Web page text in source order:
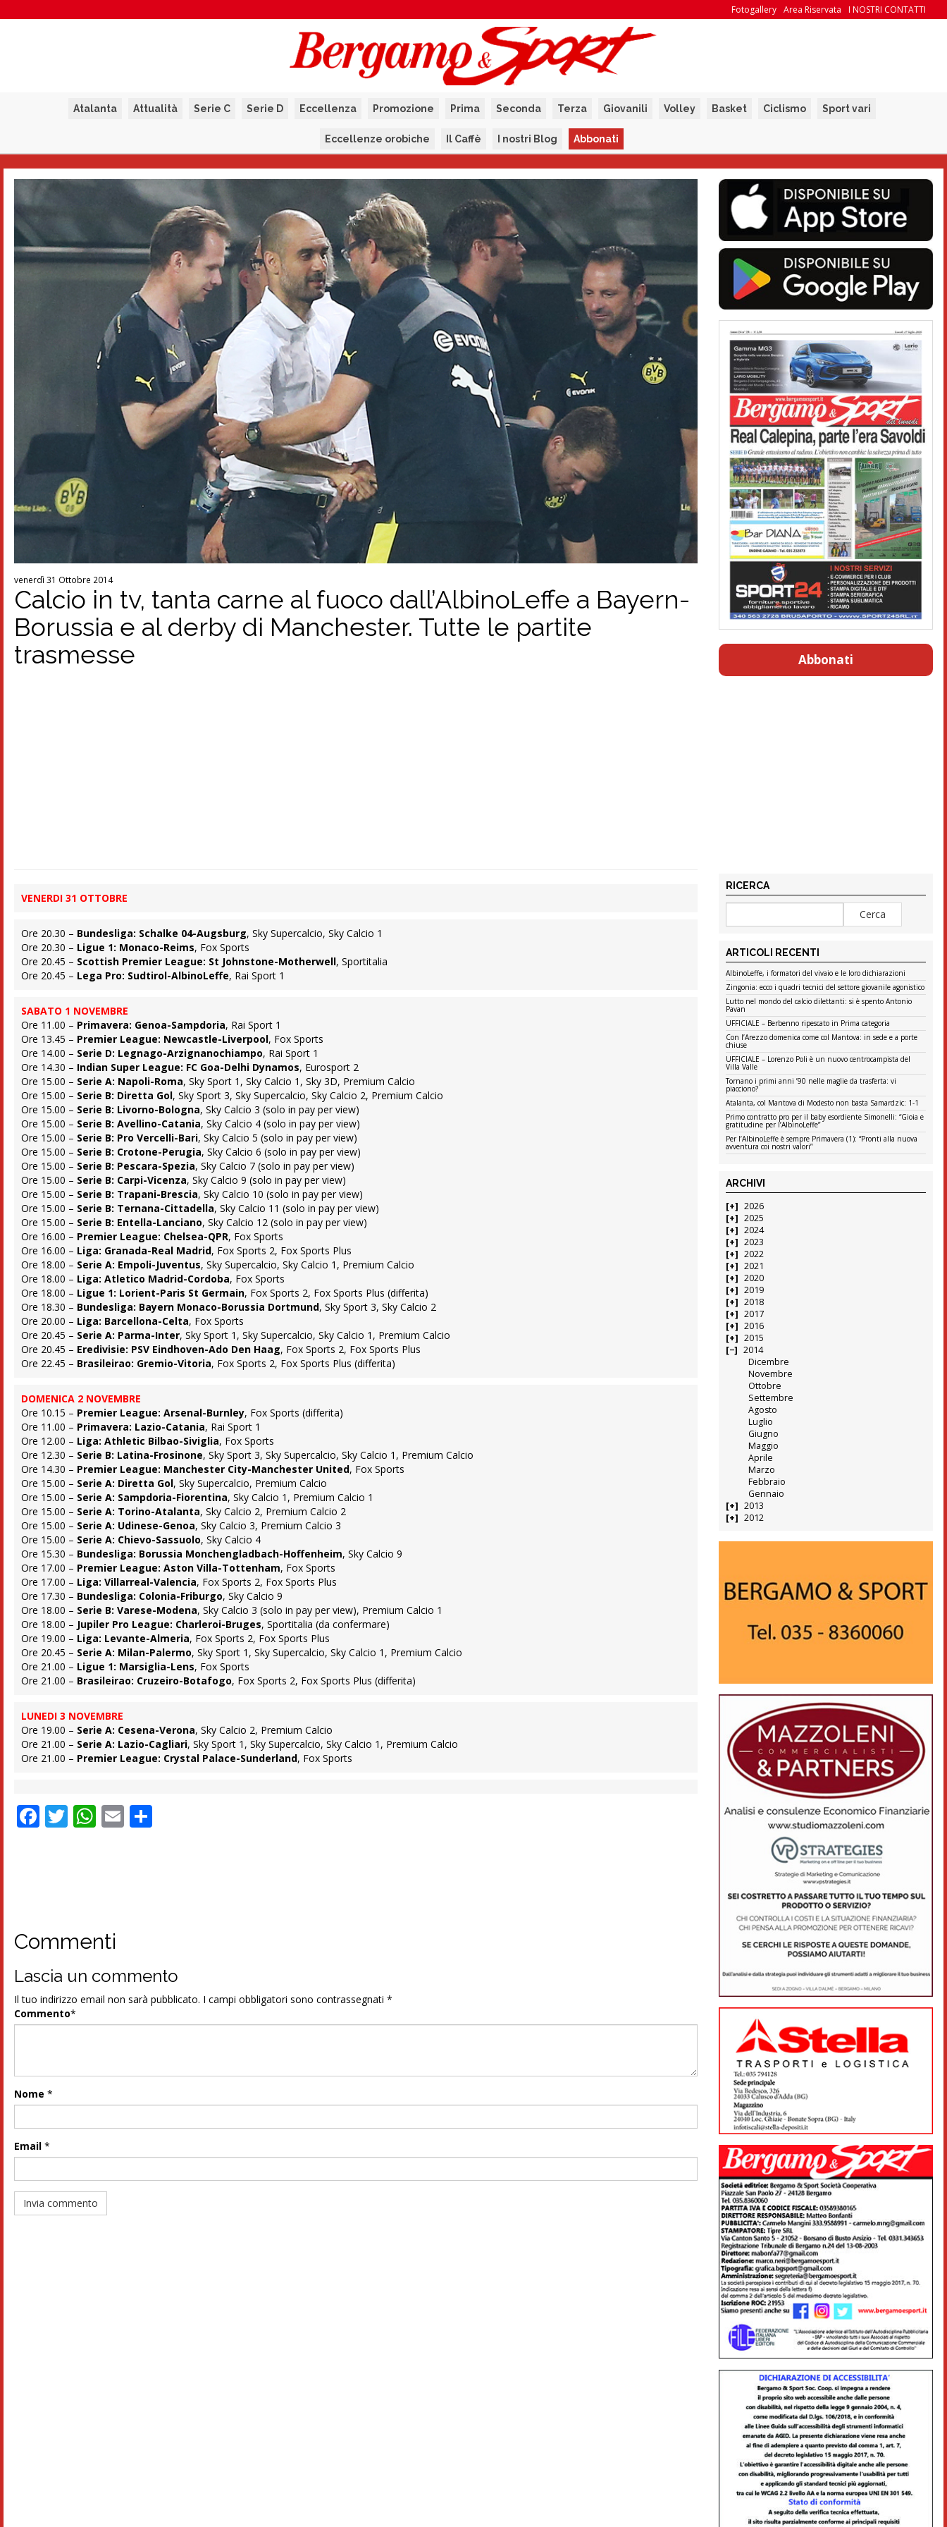
I NOSTRI CONTATTI
Area Riservata
Fotogallery
Atalanta Attualità Serie C Serie D Eccellenza Promozione Prima Seconda Terza Giovanili Volley Basket Ciclismo Sport vari
Eccellenze orobiche Il Caffè I nostri Blog Abbonati
venerdì 31 Ottobre 2014
Calcio in tv, tanta carne al fuoco dall’AlbinoLeffe a Bayern-
Borussia e al derby di Manchester. Tutte le partite
trasmesse
VENERDI 31 OTTOBRE
Ore 20.30 – Bundesliga: Schalke 04-Augsburg, Sky Supercalcio, Sky Calcio 1
Ore 20.30 – Ligue 1: Monaco-Reims, Fox Sports
Ore 20.45 – Scottish Premier League: St Johnstone-Motherwell, Sportitalia
Ore 20.45 – Lega Pro: Sudtirol-AlbinoLeffe, Rai Sport 1
SABATO 1 NOVEMBRE
Ore 11.00 – Primavera: Genoa-Sampdoria, Rai Sport 1
Ore 13.45 – Premier League: Newcastle-Liverpool, Fox Sports
Ore 14.00 – Serie D: Legnago-Arzignanochiampo, Rai Sport 1
Ore 14.30 – Indian Super League: FC Goa-Delhi Dynamos, Eurosport 2
Ore 15.00 – Serie A: Napoli-Roma, Sky Sport 1, Sky Calcio 1, Sky 3D, Premium Calcio
Ore 15.00 – Serie B: Diretta Gol, Sky Sport 3, Sky Supercalcio, Sky Calcio 2, Premium Calcio
Ore 15.00 – Serie B: Livorno-Bologna, Sky Calcio 3 (solo in pay per view)
Ore 15.00 – Serie B: Avellino-Catania, Sky Calcio 4 (solo in pay per view)
Ore 15.00 – Serie B: Pro Vercelli-Bari, Sky Calcio 5 (solo in pay per view)
Ore 15.00 – Serie B: Crotone-Perugia, Sky Calcio 6 (solo in pay per view)
Ore 15.00 – Serie B: Pescara-Spezia, Sky Calcio 7 (solo in pay per view)
Ore 15.00 – Serie B: Carpi-Vicenza, Sky Calcio 9 (solo in pay per view)
Ore 15.00 – Serie B: Trapani-Brescia, Sky Calcio 10 (solo in pay per view)
Ore 15.00 – Serie B: Ternana-Cittadella, Sky Calcio 11 (solo in pay per view)
Ore 15.00 – Serie B: Entella-Lanciano, Sky Calcio 12 (solo in pay per view)
Ore 16.00 – Premier League: Chelsea-QPR, Fox Sports
Ore 16.00 – Liga: Granada-Real Madrid, Fox Sports 2, Fox Sports Plus
Ore 18.00 – Serie A: Empoli-Juventus, Sky Supercalcio, Sky Calcio 1, Premium Calcio
Ore 18.00 – Liga: Atletico Madrid-Cordoba, Fox Sports
Ore 18.00 – Ligue 1: Lorient-Paris St Germain, Fox Sports 2, Fox Sports Plus (differita)
Ore 18.30 – Bundesliga: Bayern Monaco-Borussia Dortmund, Sky Sport 3, Sky Calcio 2
Ore 20.00 – Liga: Barcellona-Celta, Fox Sports
Ore 20.45 – Serie A: Parma-Inter, Sky Sport 1, Sky Supercalcio, Sky Calcio 1, Premium Calcio
Ore 20.45 – Eredivisie: PSV Eindhoven-Ado Den Haag, Fox Sports 2, Fox Sports Plus
Ore 22.45 – Brasileirao: Gremio-Vitoria, Fox Sports 2, Fox Sports Plus (differita)
DOMENICA 2 NOVEMBRE
Ore 10.15 – Premier League: Arsenal-Burnley, Fox Sports (differita)
Ore 11.00 – Primavera: Lazio-Catania, Rai Sport 1
Ore 12.00 – Liga: Athletic Bilbao-Siviglia, Fox Sports
Ore 12.30 – Serie B: Latina-Frosinone, Sky Sport 3, Sky Supercalcio, Sky Calcio 1, Premium Calcio
Ore 14.30 – Premier League: Manchester City-Manchester United, Fox Sports
Ore 15.00 – Serie A: Diretta Gol, Sky Supercalcio, Premium Calcio
Ore 15.00 – Serie A: Sampdoria-Fiorentina, Sky Calcio 1, Premium Calcio 1
Ore 15.00 – Serie A: Torino-Atalanta, Sky Calcio 2, Premium Calcio 2
Ore 15.00 – Serie A: Udinese-Genoa, Sky Calcio 3, Premium Calcio 3
Ore 15.00 – Serie A: Chievo-Sassuolo, Sky Calcio 4
Ore 15.30 – Bundesliga: Borussia Monchengladbach-Hoffenheim, Sky Calcio 9
Ore 17.00 – Premier League: Aston Villa-Tottenham, Fox Sports
Ore 17.00 – Liga: Villarreal-Valencia, Fox Sports 2, Fox Sports Plus
Ore 17.30 – Bundesliga: Colonia-Friburgo, Sky Calcio 9
Ore 18.00 – Serie B: Varese-Modena, Sky Calcio 3 (solo in pay per view), Premium Calcio 1
Ore 18.00 – Jupiler Pro League: Charleroi-Bruges, Sportitalia (da confermare)
Ore 19.00 – Liga: Levante-Almeria, Fox Sports 2, Fox Sports Plus
Ore 20.45 – Serie A: Milan-Palermo, Sky Sport 1, Sky Supercalcio, Sky Calcio 1, Premium Calcio
Ore 21.00 – Ligue 1: Marsiglia-Lens, Fox Sports
Ore 21.00 – Brasileirao: Cruzeiro-Botafogo, Fox Sports 2, Fox Sports Plus (differita)
LUNEDI 3 NOVEMBRE
Ore 19.00 – Serie A: Cesena-Verona, Sky Calcio 2, Premium Calcio
Ore 21.00 – Serie A: Lazio-Cagliari, Sky Sport 1, Sky Supercalcio, Sky Calcio 1, Premium Calcio
Ore 21.00 – Premier League: Crystal Palace-Sunderland, Fox Sports
Facebook
Twitter
WhatsApp
Email
Commenti
Lascia un commento
Il tuo indirizzo email non sarà pubblicato. I campi obbligatori sono contrassegnati*
Commento*
Nome *
Email *
Abbonati
RICERCA
ARTICOLI RECENTI
AlbinoLeffe, i formatori del vivaio e le loro dichiarazioni
Zingonia: ecco i quadri tecnici del settore giovanile agonistico
Lutto nel mondo del calcio dilettanti: si è spento Antonio
Pavan
UFFICIALE – Berbenno ripescato in Prima categoria
Con l’Arezzo domenica come col Mantova: in sede e a porte
chiuse
UFFICIALE – Lorenzo Poli è un nuovo centrocampista del
Villa Valle
Tornano i primi anni ’90 nelle maglie da trasferta: vi
piacciono?
Atalanta, col Mantova di Modesto non basta Samardzic: 1-1
Primo contratto pro per il baby esordiente Simonelli: “Gioia e
gratitudine per l’AlbinoLeffe”
Per l’AlbinoLeffe è sempre Primavera (1): “Pronti alla nuova
avventura coi nostri valori”
ARCHIVI
2026
2025
2024
2023
2022
2021
2020
2019
2018
2017
2016
2015
2014
Dicembre
Novembre
Ottobre
Settembre
Agosto
Luglio
Giugno
Maggio
Aprile
Marzo
Febbraio
Gennaio
2013
2012